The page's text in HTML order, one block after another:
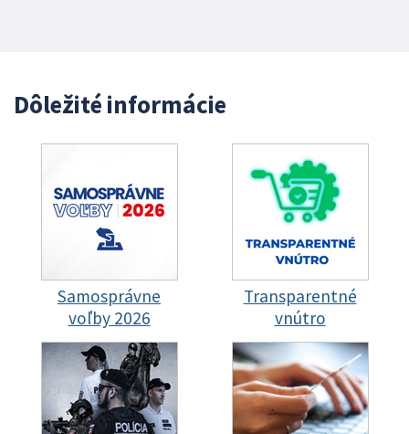
Dôležité informácie
Samosprávne
voľby 2026
Transparentné
vnútro